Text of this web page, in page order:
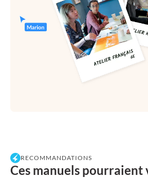
RECOMMANDATIONS
Ces manuels pourraient